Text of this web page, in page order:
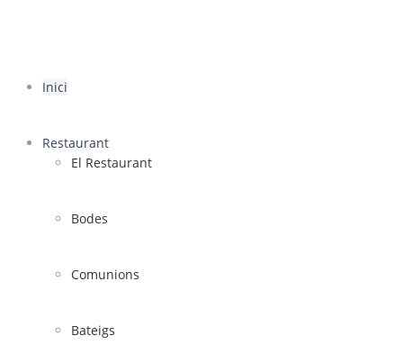
Inici
Restaurant
El Restaurant
Bodes
Comunions
Bateigs